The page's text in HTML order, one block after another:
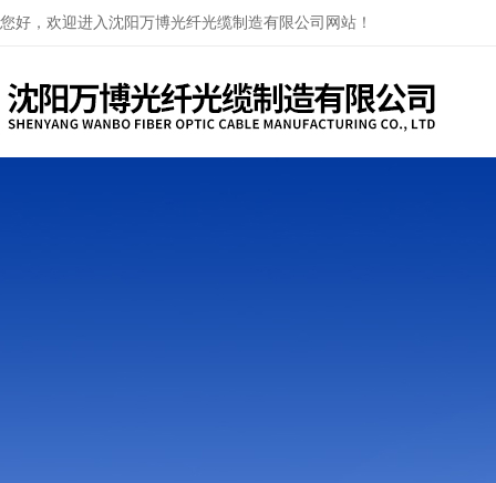
您好，欢迎进入沈阳万博光纤光缆制造有限公司网站！